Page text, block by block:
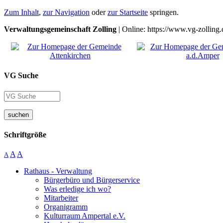
Zum Inhalt, zur Navigation oderzur Startseite springen.
Verwaltungsgemeinschaft Zolling | Online: https://www.vg-
VG Suche
suchen
Schriftgröße
A A A
Rathaus - Verwaltung
Bürgerbüro und Bürgerservice
Was erledige ich wo?
Mitarbeiter
Organigramm
Kulturraum Ampertal e.V.